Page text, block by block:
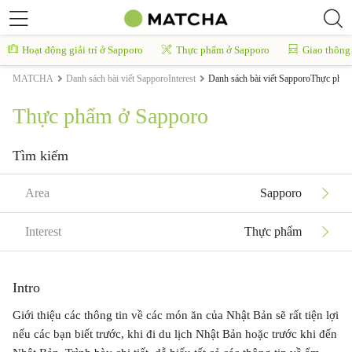
Hoạt động giải trí ở Sapporo Thực phẩm ở Sapporo Giao thông
MATCHA Danh sách bài viết SapporoInterest Danh sách bài viết SapporoThực phẩm
Thực phẩm ở Sapporo
Tìm kiếm
Area Sapporo
Interest Thực phẩm
Intro
Giới thiệu các thông tin về các món ăn của Nhật Bản sẽ rất tiện lợi
nếu các bạn biết trước, khi đi du lịch Nhật Bản hoặc trước khi đến